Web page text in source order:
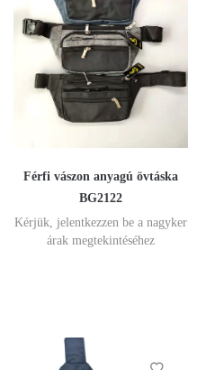
Férfi vászon anyagú övtáska
BG2122
Kérjük, jelentkezzen be a nagyker
árak megtekintéséhez